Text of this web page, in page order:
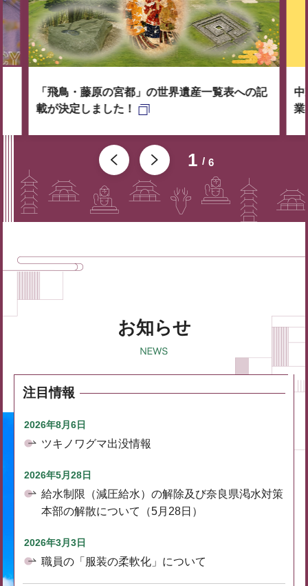
1 6
「飛鳥・藤原の宮都」の世界遺産一覧表への記
載が決定しました！
中
業
お知らせ
注目情報
2026年8月6日
ツキノワグマ出没情報
2026年5月28日
給水制限（減圧給水）の解除及び奈良県渇水対策
本部の解散について（5月28日）
2026年3月3日
職員の「服装の柔軟化」について